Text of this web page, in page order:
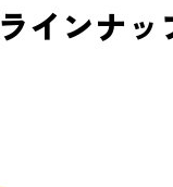
ラインナッ